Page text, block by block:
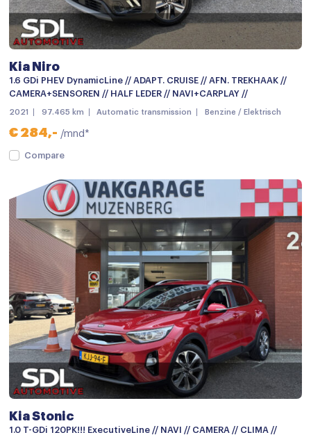
Chroom delen exterieur
Dimlichten automatisch
Getint glas
Keyless entry
keyless entry
LED achterlichten
LED dagrijverlichting
LED koplampen
Lichtmetalen velgen 18"
Metaalkleur
Mistlampen voor
Parkeer assistent
Parkeersensor achter
Parkeersensor voor
Parkeersensor voor en achter
Schuif-/kanteldak
Kia Niro
1.6 GDi PHEV DynamicLine // ADAPT. CRUISE // AFN. TREKHAAK //
CAMERA+SENSOREN // HALF LEDER // NAVI+CARPLAY //
2021 97.465 km Automatic transmission Benzine / Elektrisch
€ 284,- /mnd*
Compare
Kia Stonic
1.0 T-GDi 120PK!!! ExecutiveLine // NAVI // CAMERA // CLIMA //